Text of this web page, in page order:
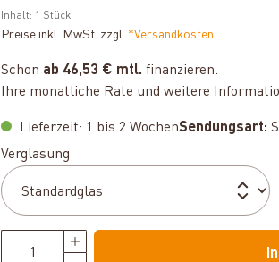
Inhalt: 1 Stück
Preise inkl. MwSt. zzgl. *Versandkosten
Schon ab 46,53 € mtl. finanzieren.
Ihre monatliche Rate und weitere
Lieferzeit: 1 bis 2 WochenSendungsart:
Verglasung